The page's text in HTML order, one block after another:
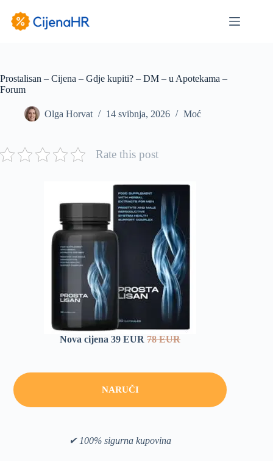
sadržaj
Prostalisan – Cijena – Gdje kupiti? – DM – u Apotekama –
Forum
Olga Horvat 14 svibnja, 2026 Moć
Rate this post
Nova cijena 39 EUR78 EUR
NARUČI
✔ 100% sigurna kupovina